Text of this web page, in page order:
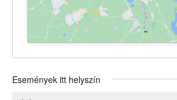
Események itt helyszín